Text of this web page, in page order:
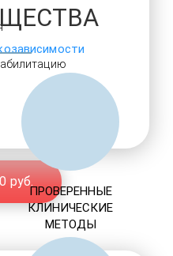
руб.
ПРОВЕРЕННЫЕ
КЛИНИЧЕСКИЕ
МЕТОДЫ